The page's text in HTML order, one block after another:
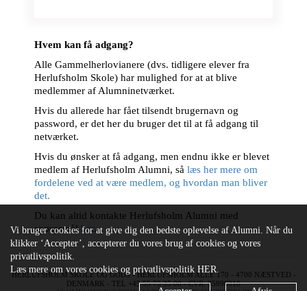
Hvem kan få adgang?
Alle Gammelherlovianere (dvs. tidligere elever fra
Herlufsholm Skole) har mulighed for at at blive
medlemmer af Alumninetværket.
Hvis du allerede har fået tilsendt brugernavn og
password, er det her du bruger det til at få adgang til
netværket.
Hvis du ønsker at få adgang, men endnu ikke er blevet
medlem af Herlufsholm Alumni, så læs her mere om
fordelene ved at være medlem, og hvordan man bliver
det.
Du kan altid kontakte Herlufsholm Alumni med
spørgsmål her.
HERLUFSHOLM SKOLE OG GODS - HERLUFSHOLM ALLÉ 170 - 4700 NÆSTVED -
DENMARK - TEL +45 55 75 35 00 - CVR: 85896318
Vi bruger cookies for at give dig den bedste oplevelse af Alumni. Når du
klikker ‘Accepter’, accepterer du vores brug af cookies og vores
privatlivspolitik.
Læs mere om vores cookies og privatlivspolitikHER.